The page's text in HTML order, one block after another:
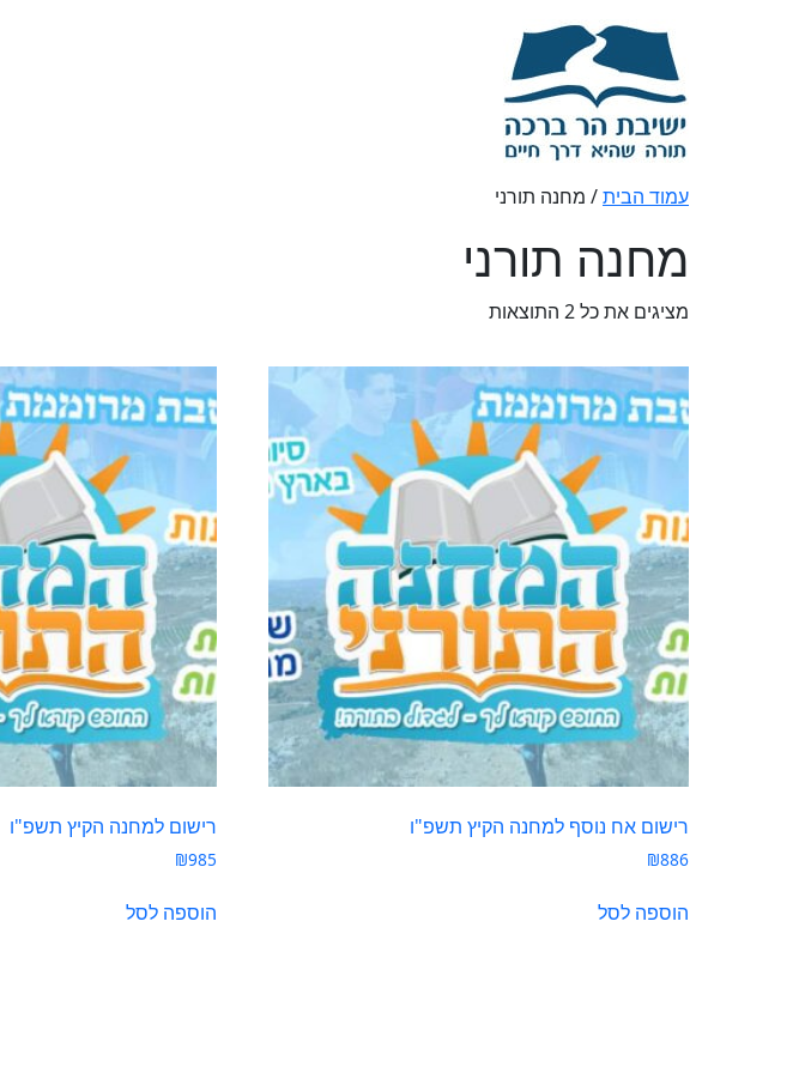
עמוד הבית/ מחנה תורני
מחנה תורני
מציגים את כל ⁦2⁩ התוצאות
רישום אח נוסף למחנה הקיץ תשפ"ו
₪886
הוספה לסל
רישום למחנה הקיץ תשפ"ו
₪985
הוספה לסל